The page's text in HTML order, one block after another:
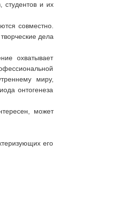
студентов и их
совместно.
дела
охватывает
миру,
онтогенеза
может
его